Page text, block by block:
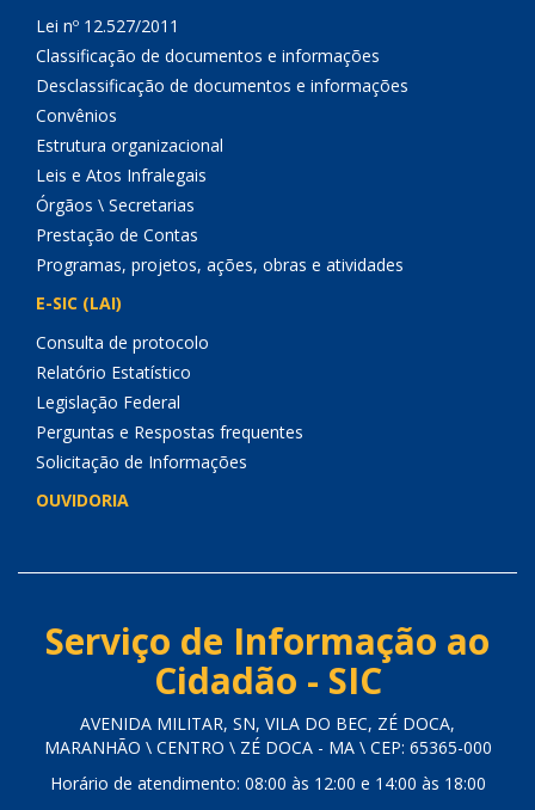
Lei nº 12.527/2011
Classificação de documentos e informações
Desclassificação de documentos e informações
Convênios
Estrutura organizacional
Leis e Atos Infralegais
Órgãos \ Secretarias
Prestação de Contas
Programas, projetos, ações, obras e atividades
E-SIC (LAI)
Consulta de protocolo
Relatório Estatístico
Legislação Federal
Perguntas e Respostas frequentes
Solicitação de Informações
OUVIDORIA
Serviço de Informação ao
Cidadão - SIC
AVENIDA MILITAR, SN, VILA DO BEC, ZÉ DOCA,
MARANHÃO \ CENTRO \ ZÉ DOCA - MA \ CEP: 65365-000
Horário de atendimento: 08:00 às 12:00 e 14:00 às 18:00